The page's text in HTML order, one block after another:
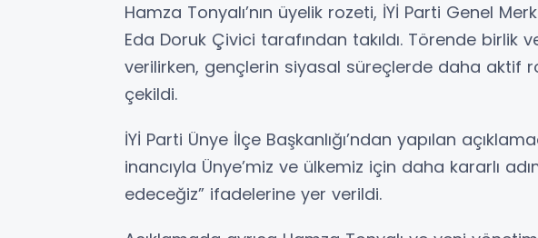
Hamza Tonyalı’nın üyelik rozeti, İYİ Parti Genel
Eda Doruk Çivici tarafından takıldı. Törende birlik
verilirken, gençlerin siyasal süreçlerde daha aktif
çekildi.
İYİ Parti Ünye İlçe Başkanlığı’ndan yapılan
inancıyla Ünye’miz ve ülkemiz için daha kararlı
edeceğiz” ifadelerine yer verildi.